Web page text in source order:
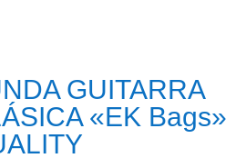
GUITARRA
«EK